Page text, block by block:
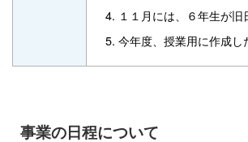
１１月には、６年生が
今年度、授業用に作成
事業の日程について